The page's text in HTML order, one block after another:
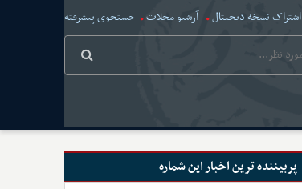
اشتراک نسخه دیجیتال آرشیو مجلات جستجوی پیشرفته
پربیننده ترین اخبار این شماره